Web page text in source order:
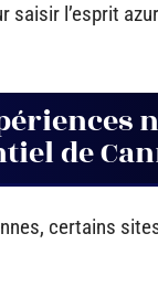
saisir l’esprit
de
certains